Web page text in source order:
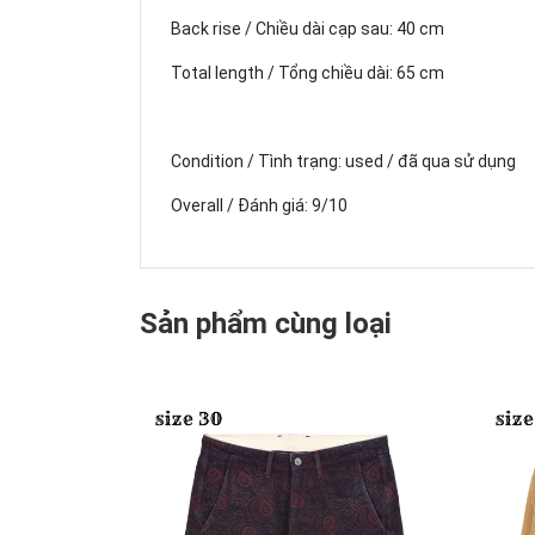
Back rise / Chiều dài cạp sau: 40 cm
Total length / Tổng chiều dài: 65 cm
Condition / Tình trạng: used / đã qua sử dụng
Overall / Đánh giá: 9/10
Sản phẩm cùng loại